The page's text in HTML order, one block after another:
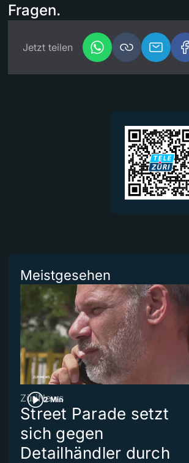
Fragen.
Jetzt teilen
Meistgesehen
2 Min
ZüriNews
Street Parade setzt
sich gegen
Detailhändler durch